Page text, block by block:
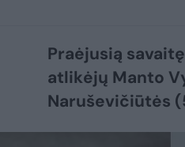
Praėjusią
atlikėjų Manto
Naruševičiūtės